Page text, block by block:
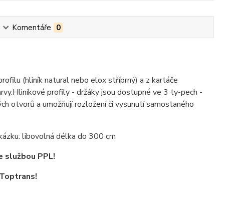
Komentáře 0
(hliník natural nebo elox stříbrný) a z kartáče
profily - držáky jsou dostupné ve 3 ty-pech -
otvorů a umožňují rozložení či vysunutí samostaného
libovolná délka do 300 cm
službou PPL!